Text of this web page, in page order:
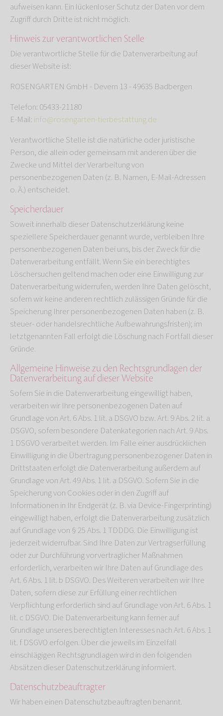
aufweisen kann. Ein lückenloser Schutz der Daten vor dem
Zugriff durch Dritte ist nicht möglich.
Hinweis zur verantwortlichen Stelle
Die verantwortliche Stelle für die Datenverarbeitung auf
dieser Website ist:
ROSENGARTEN GmbH - Devern 13 - 49635 Badbergen
Telefon: 05433-21180
E-Mail: info@rosengarten-tierbestattung.de
Verantwortliche Stelle ist die natürliche oder juristische
Person, die allein oder gemeinsam mit anderen über die
Zwecke und Mittel der Verarbeitung von
personenbezogenen Daten (z. B. Namen, E-Mail-Adressen
o. Ä.) entscheidet.
Speicherdauer
Soweit innerhalb dieser Datenschutzerklärung keine
speziellere Speicherdauer genannt wurde, verbleiben Ihre
personenbezogenen Daten bei uns, bis der Zweck für die
Datenverarbeitung entfällt. Wenn Sie ein berechtigtes
Löschersuchen geltend machen oder eine Einwilligung zur
Datenverarbeitung widerrufen, werden Ihre Daten gelöscht,
sofern wir keine anderen rechtlich zulässigen Gründe für die
Speicherung Ihrer personenbezogenen Daten haben (z. B.
steuer- oder handelsrechtliche Aufbewahrungsfristen); im
letztgenannten Fall erfolgt die Löschung nach Fortfall dieser
Gründe.
Allgemeine Hinweise zu den Rechtsgrundlagen der
Datenverarbeitung auf dieser Website
Sofern Sie in die Datenverarbeitung eingewilligt haben,
verarbeiten wir Ihre personenbezogenen Daten auf
Grundlage von Art. 6 Abs. 1 lit. a DSGVO bzw. Art. 9 Abs. 2 lit. a
DSGVO, sofern besondere Datenkategorien nach Art. 9 Abs.
1 DSGVO verarbeitet werden. Im Falle einer ausdrücklichen
Einwilligung in die Übertragung personenbezogener Daten in
Drittstaaten erfolgt die Datenverarbeitung außerdem auf
Grundlage von Art. 49 Abs. 1 lit. a DSGVO. Sofern Sie in die
Speicherung von Cookies oder in den Zugriff auf
Informationen in Ihr Endgerät (z. B. via Device-Fingerprinting)
eingewilligt haben, erfolgt die Datenverarbeitung zusätzlich
auf Grundlage von § 25 Abs. 1 TDDDG. Die Einwilligung ist
jederzeit widerrufbar. Sind Ihre Daten zur Vertragserfüllung
oder zur Durchführung vorvertraglicher Maßnahmen
erforderlich, verarbeiten wir Ihre Daten auf Grundlage des
Art. 6 Abs. 1 lit. b DSGVO. Des Weiteren verarbeiten wir Ihre
Daten, sofern diese zur Erfüllung einer rechtlichen
Verpflichtung erforderlich sind auf Grundlage von Art. 6 Abs. 1
lit. c DSGVO. Die Datenverarbeitung kann ferner auf
Grundlage unseres berechtigten Interesses nach Art. 6 Abs. 1
lit. f DSGVO erfolgen. Über die jeweils im Einzelfall
einschlägigen Rechtsgrundlagen wird in den folgenden
Absätzen dieser Datenschutzerklärung informiert.
Datenschutz­beauftragter
Wir haben einen Datenschutzbeauftragten benannt.